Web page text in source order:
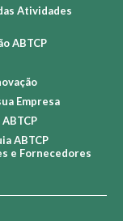
Atividades
ABTCP
Empresa
ABTCP
e Fornecedores